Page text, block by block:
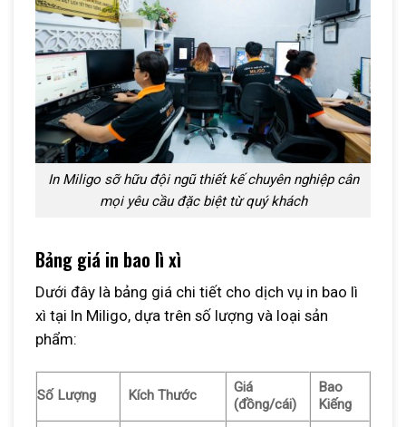
In Miligo sỡ hữu đội ngũ thiết kế chuyên nghiệp cân
mọi yêu cầu đặc biệt từ quý khách
Bảng giá in bao lì xì
Dưới đây là bảng giá chi tiết cho dịch vụ in bao lì
xì tại In Miligo, dựa trên số lượng và loại sản
phẩm:
Số Lượng Kích Thước
Giá
(đồng/cái)
Bao
Kiếng